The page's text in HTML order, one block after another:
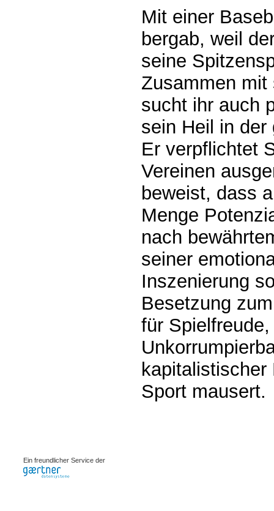
Mit einer
bergab, weil
seine
Zusammen mit
sucht ihr auch
sein Heil in der
Er verpflichtet
Vereinen
beweist, dass
Menge
nach
seiner
Inszenierung
Besetzung
für
kapitalistischer
Sport mausert.
Ein freundlicher Service der